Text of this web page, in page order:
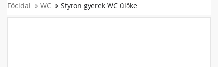
Főoldal WC Styron gyerek WC ülőke